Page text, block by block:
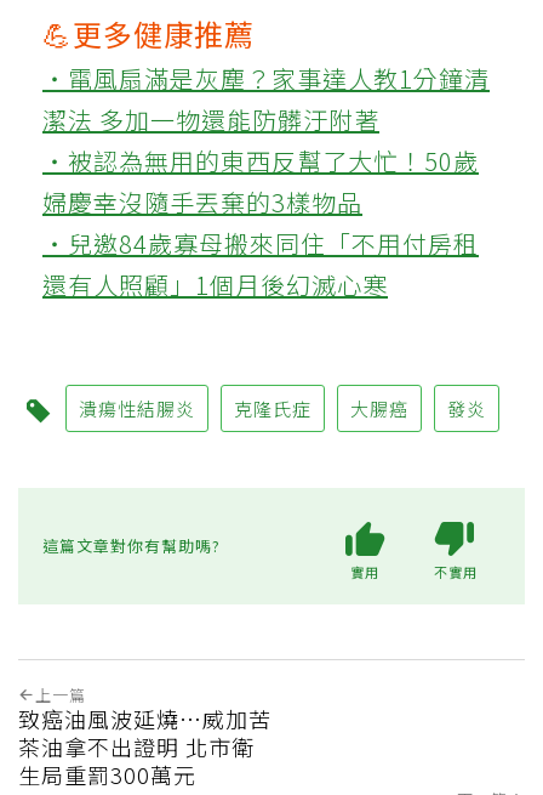
💪更多健康推薦
‧電風扇滿是灰塵？家事達人教1分鐘清
潔法 多加一物還能防髒汙附著
‧被認為無用的東西反幫了大忙！50歲
婦慶幸沒隨手丟棄的3樣物品
‧兒邀84歲寡母搬來同住「不用付房租
還有人照顧」1個月後幻滅心寒
潰瘍性結腸炎 克隆氏症 大腸癌 發炎
這篇文章對你有幫助嗎?
實用 不實用
上一篇
致癌油風波延燒…威加苦
茶油拿不出證明 北市衛
生局重罰300萬元